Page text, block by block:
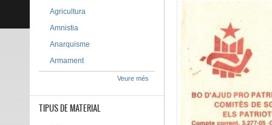
Agricultura
Amnistia
Anarquisme
Armament
Veure més
TIPUS DE MATERIAL